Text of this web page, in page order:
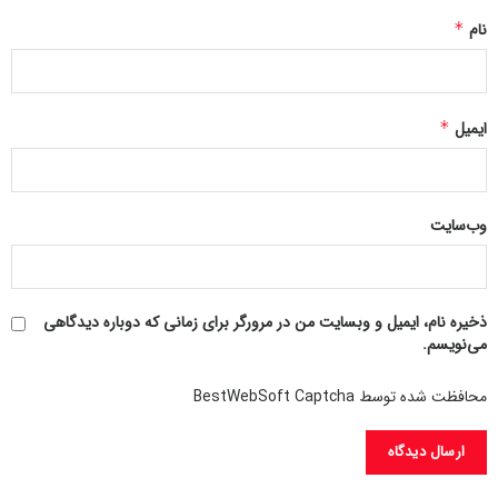
پنجره‌ها و سیستم‌های تأسیساتی (آب و برق) نصب گردید.
زندگی بدون وابستگی به شبکه برق
مدل B کاملاً خودکفا و مستقل از شبکه برق طراحی شده است و
نام*
ایمیل*
وب‌سایت
ذخیره نام، ایمیل و وبسایت من در مرورگر برای زمانی که دوباره دیدگاهی
می‌نویسم.
محافظت شده توسط BestWebSoft Captcha